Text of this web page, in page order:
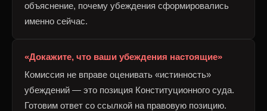
объяснение, почему убеждения сформировались
именно сейчас.
«Докажите, что ваши убеждения настоящие»
Комиссия не вправе оценивать «истинность»
убеждений — это позиция Конституционного суда.
Готовим ответ со ссылкой на правовую позицию.